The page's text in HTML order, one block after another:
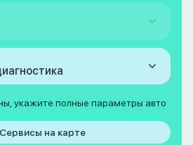
укажите полные параметры авто
Сервисы на карте